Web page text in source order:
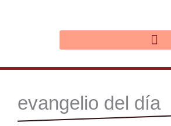
evangelio del día